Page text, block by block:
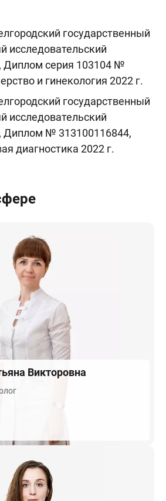
государственный
исследовательский
Диплом серия 103104 №
и гинекология 2022 г.
государственный
исследовательский
Диплом № 313100116844,
диагностика 2022 г.
Викторовна